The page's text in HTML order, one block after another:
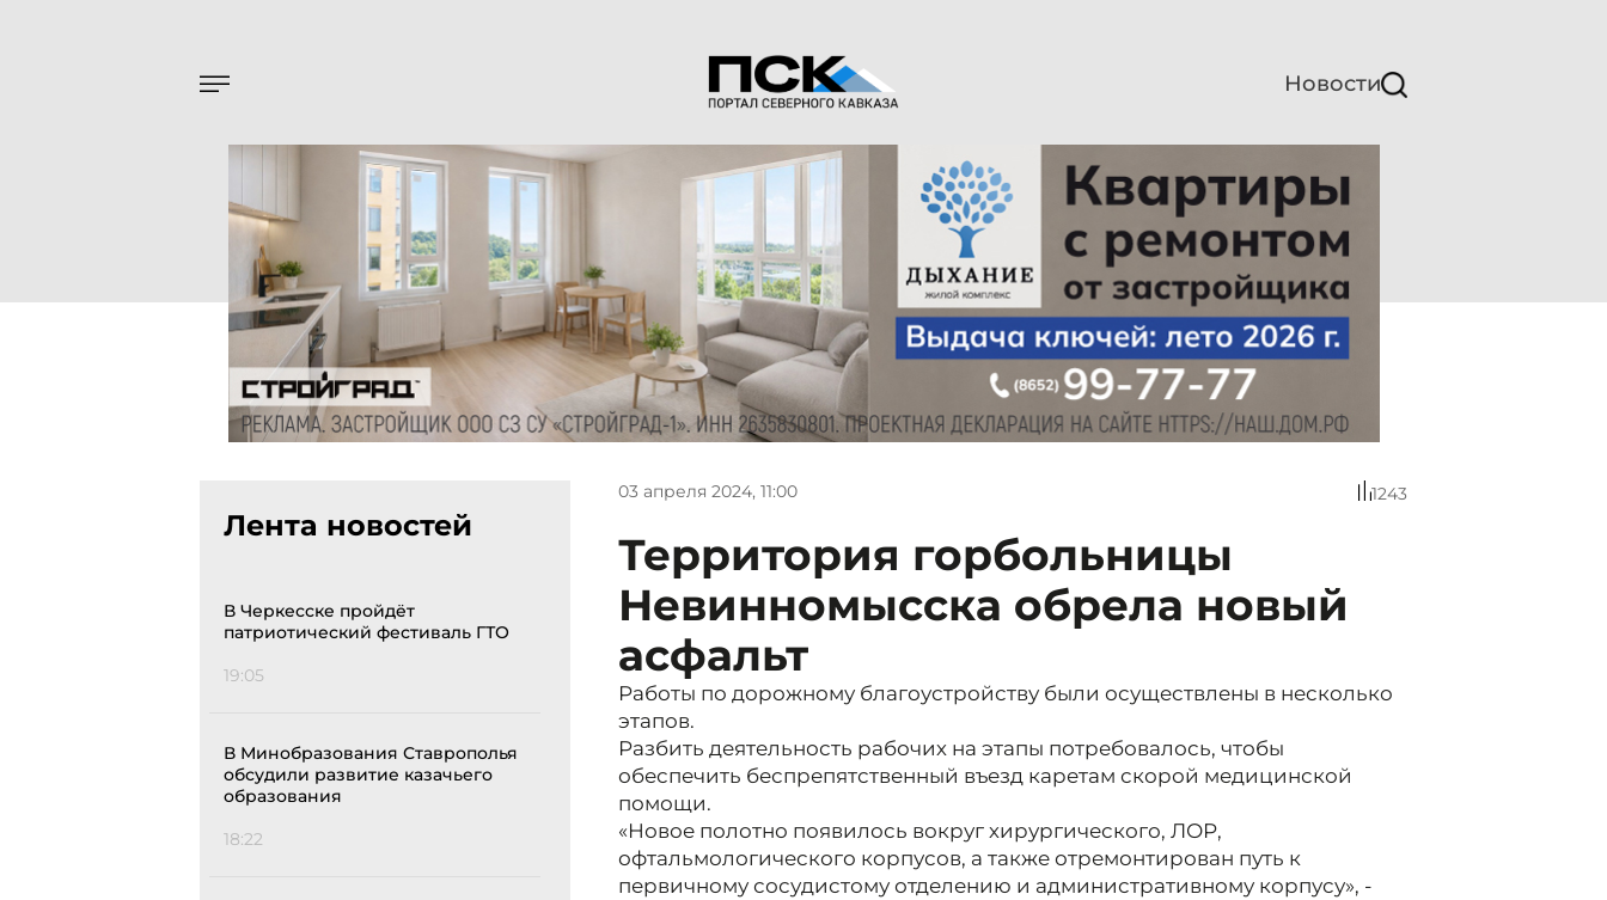
Новости
Лента новостей
В Черкесске пройдёт
патриотический фестиваль ГТО
19:05
В Минобразования Ставрополья
обсудили развитие казачьего
образования
18:22
03 апреля 2024, 11:00 1243
Территория горбольницы
Невинномысска обрела новый
асфальт
Работы по дорожному благоустройству были осуществлены в несколько
этапов.
Разбить деятельность рабочих на этапы потребовалось, чтобы
обеспечить беспрепятственный въезд каретам скорой медицинской
помощи.
«Новое полотно появилось вокруг хирургического, ЛОР,
офтальмологического корпусов, а также отремонтирован путь к
первичному сосудистому отделению и административному корпусу», -